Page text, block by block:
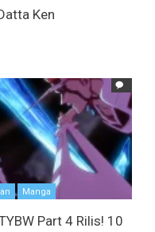
Ken
Manga
Part 4 Rilis! 10